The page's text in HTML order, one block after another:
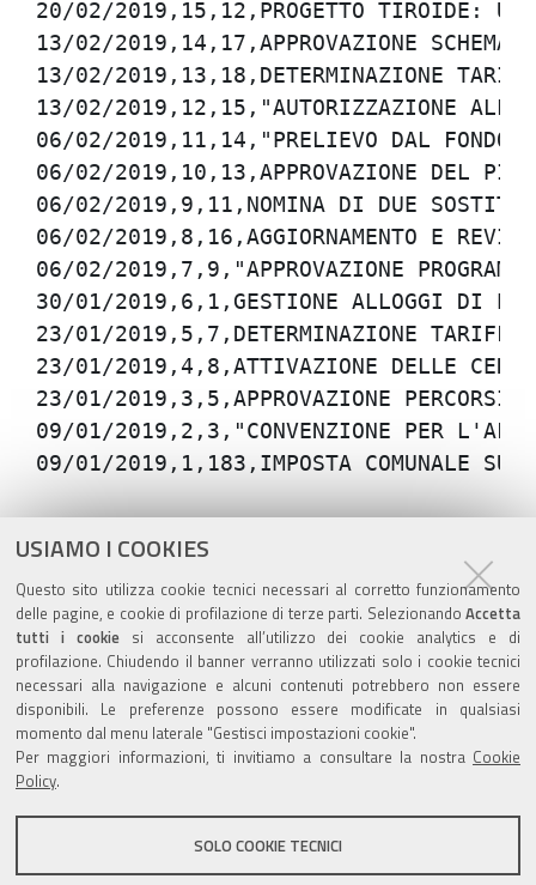
USIAMO I COOKIES
Questo sito utilizza cookie tecnici necessari al corretto funzionamento
delle pagine, e cookie di profilazione di terze parti. Selezionando Accetta
tutti i cookiesi acconsente all’utilizzo dei cookie analytics e di
profilazione. Chiudendo il banner verranno utilizzati solo i cookie tecnici
necessari alla navigazione e alcuni contenuti potrebbero non essere
disponibili. Le preferenze possono essere modificate in qualsiasi
momento dal menu laterale "Gestisci impostazioni cookie".
Per maggiori informazioni, ti invitiamo a consultare la nostra Cookie
Policy.
SOLO COOKIE TECNICI
sul
documento
ultima modifica 17/07/2019
Valuta questo sito